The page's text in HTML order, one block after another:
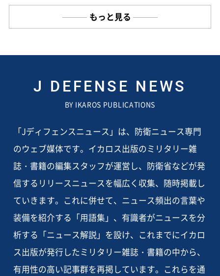
もっと見る
J DEFENSE NEWS
BY IKAROS PUBLICATIONS
「Jディフェンスニュース」は、防衛ニュース専門
のウェブ媒体です。イカロス出版のミリタリー雑
誌・書籍の編集スタッフが運営し、防衛省などが発
信するリリースニュースを幅広く収集、随時掲載し
ていきます。これに併せて、ニュース頻出の言葉や
装備を紹介する「用語集」、有識者がニュースを分
析する「ニュース解説」を設け、これまでにイカロ
ス出版が発行したミリタリー雑誌・書籍の中から、
有用性の高い記事群を再掲しています。これらを通